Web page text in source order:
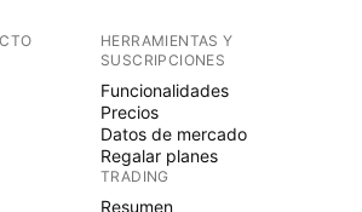
HERRAMIENTAS Y
SUSCRIPCIONES
Funcionalidades
Precios
Datos de mercado
Regalar planes
TRADING
Resumen